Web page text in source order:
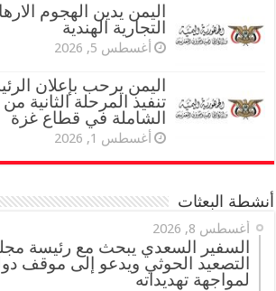
اليمن يدين الهجوم
التجارية الهندية
أغسطس 5, 2026
اليمن يرحب بإعلان
تنفيذ المرحلة الثانية
الشاملة في قطاع غزة
أغسطس 1, 2026
أنشطة البعثات
أغسطس 8, 2026
السفير السعدي يبحث مع رئيسة
التصعيد الحوثي ويدعو إلى موقف
لمواجهة تهديداته